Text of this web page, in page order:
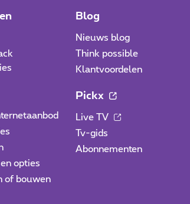
opties
of bouwen
Blog
Nieuws blog
Think possible
Klantvoordelen
Pickx
Live TV
Tv-gids
Abonnementen